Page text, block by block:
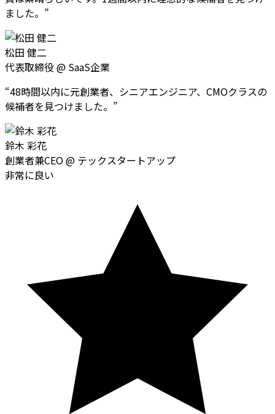
ました。 ”
松田 健二
代表取締役 @ SaaS企業
“48時間以内に元創業者、シニアエンジニア、CMOクラスの
候補者を見つけました。 ”
鈴木 彩花
創業者兼CEO@ テックスタートアップ
非常に良い